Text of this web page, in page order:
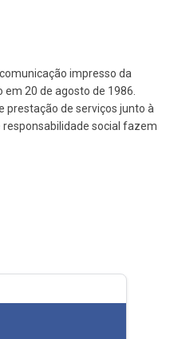
impresso da
20 de agosto de 1986.
de serviços junto à
social fazem